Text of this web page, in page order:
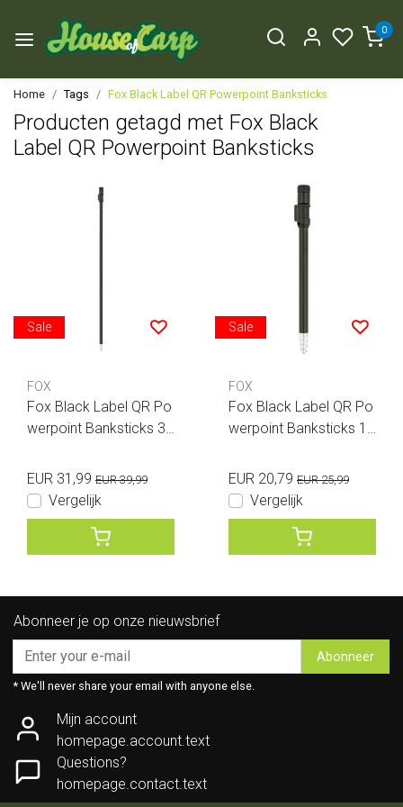
0
Home Tags Fox Black Label QR Powerpoint Banksticks
Producten getagd met Fox Black
Label QR Powerpoint Banksticks
Sale
FOX
Fox Black Label QR Po
werpoint Banksticks 36
EUR 31,99 EUR 39,99
Vergelijk
Sale
FOX
Fox Black Label QR Po
werpoint Banksticks 12
EUR 20,79 EUR 25,99
Vergelijk
Abonneer je op onze nieuwsbrief
Abonneer
* We'll never share your email with anyone else.
Mijn account
homepage.account.text
Questions?
homepage.contact.text